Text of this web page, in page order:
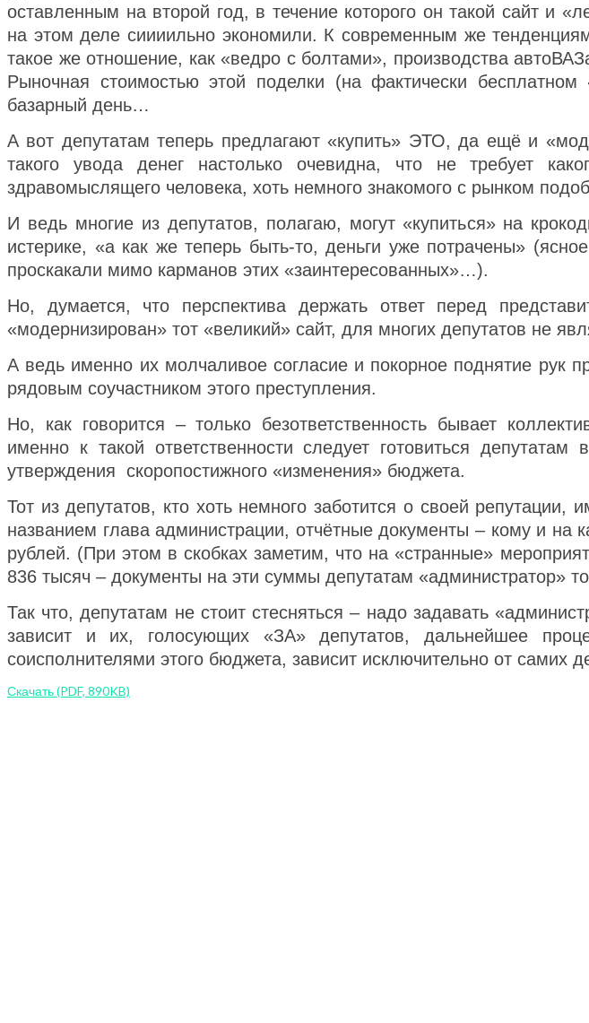
оставленным на второй год, в течение которого он такой сайт и
на этом деле сиииильно экономили. К современным же
такое же отношение, как «ведро с болтами», производства
Рыночная стоимостью этой поделки (на фактически
базарный день…
А вот депутатам теперь предлагают «купить» ЭТО, да ещё и
такого увода денег настолько очевидна, что не требует
здравомыслящего человека, хоть немного знакомого с рынком
И ведь многие из депутатов, полагаю, могут «купиться» на
истерике, «а как же теперь быть-то, деньги уже потрачены»
проскакали мимо карманов этих «заинтересованных»…).
Но, думается, что перспектива держать ответ перед
«модернизирован» тот «великий» сайт, для многих депутатов не
А ведь именно их молчаливое согласие и покорное поднятие рук
рядовым соучастником этого преступления.
Но, как говорится – только безответственность бывает
именно к такой ответственности следует готовиться
утверждения скоропостижного «изменения» бюджета.
Тот из депутатов, кто хоть немного заботится о своей
названием глава администрации, отчётные документы – кому и
рублей. (При этом в скобках заметим, что на «странные»
836 тысяч – документы на эти суммы депутатам «администратор»
Так что, депутатам не стоит стесняться – надо задавать
зависит и их, голосующих «ЗА» депутатов, дальнейшее
соисполнителями этого бюджета, зависит исключительно от самих
Скачать (PDF, 890KB)